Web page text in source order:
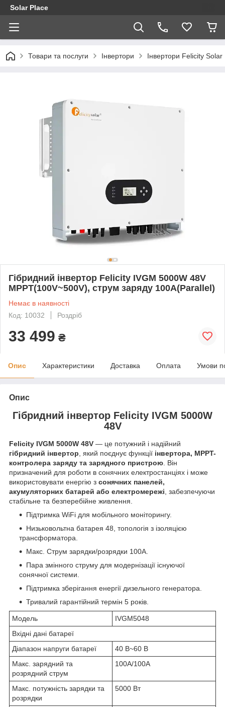
Solar Place
Товари та послуги Інвертори Інвертори Felicity Solar
Гібридний інвертор Felicity IVGM 5000W 48V
MPPT(100V~500V), струм заряду 100А(Parallel)
Немає в наявності
Код: 10032
Роздріб
33 499 ₴
Опис Характеристики Доставка Оплата Умови
Опис
Гібридний інвертор Felicity IVGM 5000W
48V
Felicity IVGM 5000W 48V — це потужний і надійний
гібридний інвертор, який поєднує функції інвертора, MPPT-
контролера заряду та зарядного пристрою. Він
призначений для роботи в сонячних електростанціях і може
використовувати енергію з сонячних панелей,
акумуляторних батарей або електромережі, забезпечуючи
стабільне та безперебійне живлення.
Підтримка WiFi для мобільного моніторингу.
Низьковольтна батарея 48, топологія з ізоляцією
трансформатора.
Макс. Струм зарядки/розрядки 100А.
Пара змінного струму для модернізації існуючої
сонячної системи.
Підтримка зберігання енергії дизельного генератора.
Тривалий гарантійний термін 5 років.
Модель
IVGM5048
Вхідні дані батареї
Діапазон напруги батареї
40 В~60 В
Макс. зарядний та
розрядний струм
100А/100А
Макс. потужність зарядки та
розрядки
5000 Вт